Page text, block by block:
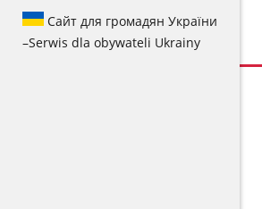
Сайт для громадян України
–Serwis dla obywateli Ukrainy